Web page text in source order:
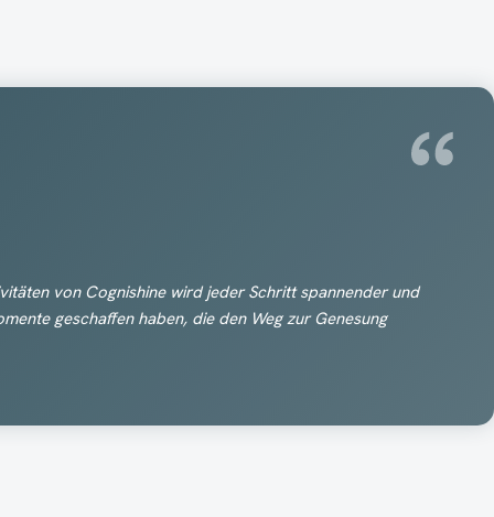
von Cognishine wird jeder Schritt spannender und
geschaffen haben, die den Weg zur Genesung